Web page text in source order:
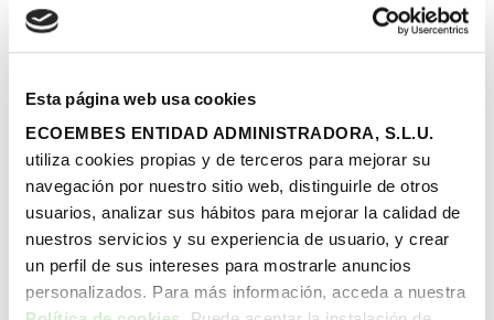
Esta página web usa cookies
ECOEMBES ENTIDAD ADMINISTRADORA, S.L.U.
utiliza cookies propias y de terceros para mejorar su
navegación por nuestro sitio web, distinguirle de otros
usuarios, analizar sus hábitos para mejorar la calidad de
nuestros servicios y su experiencia de usuario, y crear
un perfil de sus intereses para mostrarle anuncios
personalizados. Para más información, acceda a nuestra
curriculares se han trabajo en su conjunto, tanto en
las sesiones de aula como en las clases al exterior.
Para desarrollar este proyecto Inés ha tomado como
Naturaliza: algunas actividades de los proyectos
trimestralesMovilidad sostenible yLa
sostenibilidad de los materialesy otras dinámicas
de clases fuera del aula comoPor el camino me
entretengoy¡Qué máquina de bicicleta!La
variedad de propuestas le han sido de utilidad ya
que estaban relacionadas con los contenidos que